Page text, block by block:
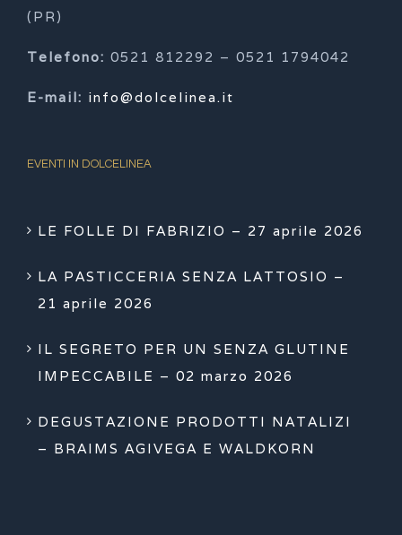
(PR)
Telefono: 0521 812292 – 0521 1794042
E-mail: info@dolcelinea.it
EVENTI IN DOLCELINEA
LE FOLLE DI FABRIZIO – 27 aprile 2026
LA PASTICCERIA SENZA LATTOSIO –
21 aprile 2026
IL SEGRETO PER UN SENZA GLUTINE
IMPECCABILE – 02 marzo 2026
DEGUSTAZIONE PRODOTTI NATALIZI
– BRAIMS AGIVEGA E WALDKORN